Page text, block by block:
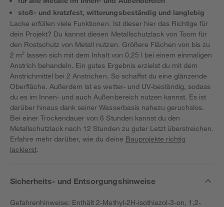
stoß- und kratzfest, witterungsbeständig und langlebig
Lacke erfüllen viele Funktionen. Ist dieser hier das Richtige für
dein Projekt? Du kannst diesen Metallschutzlack von Toom für
den Rostschutz von Metall nutzen. Größere Flächen von bis zu
2 m² lassen sich mit dem Inhalt von 0,25 l bei einem einmaligen
Anstrich behandeln. Ein gutes Ergebnis erzielst du mit dem
Anstrichmittel bei 2 Anstrichen. So schaffst du eine glänzende
Oberfläche. Außerdem ist es wetter- und UV-beständig, sodass
du es im Innen- und auch Außenbereich nutzen kannst. Es ist
darüber hinaus dank seiner Wasserbasis nahezu geruchslos.
Bei einer Trockendauer von 6 Stunden kannst du den
Metallschutzlack nach 12 Stunden zu guter Letzt überstreichen.
Erfahre mehr darüber, wie du deine Bauprojekte richtig
lackierst.
Sicherheits- und Entsorgungshinweise
Gefahrenhinweise: Enthält 2-Methyl-2H-isothiazol-3-on, 1,2-